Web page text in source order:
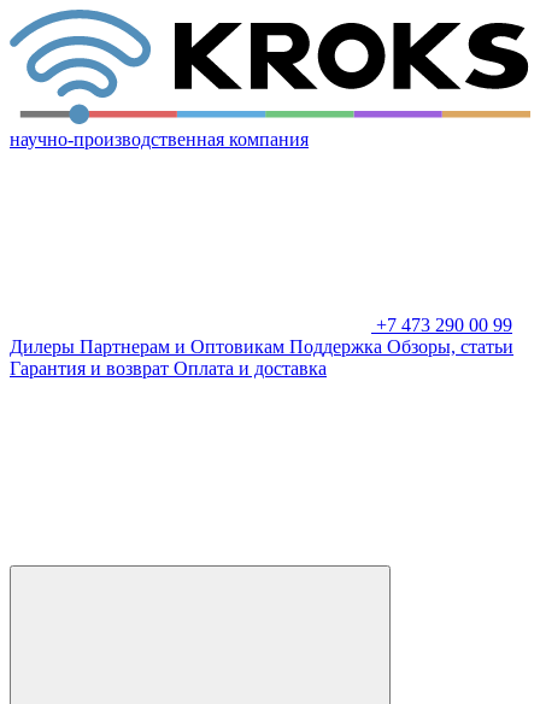
научно-производственная компания
+7 473 290 00 99
Дилеры Партнерам и Оптовикам Поддержка Обзоры, статьи
Гарантия и возврат Оплата и доставка